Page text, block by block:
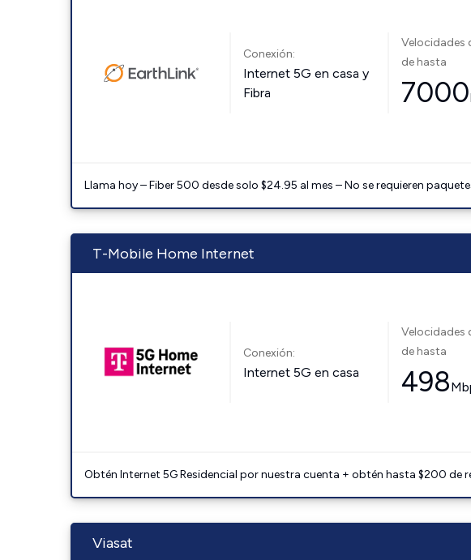
Conexión:
Internet 5G en casa y
Fibra
Velocidades
de hasta
7000
Llama hoy – Fiber 500 desde solo $24.95 al mes – No se requieren
T-Mobile Home Internet
Conexión:
Internet 5G en casa
Velocidades
de hasta
498
Obtén Internet 5G Residencial por nuestra cuenta + obtén hasta $200 de
Viasat